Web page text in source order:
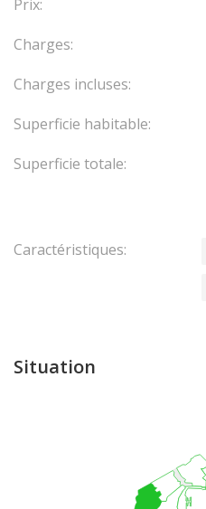
Prix:
Charges:
Charges incluses:
Superficie habitable:
Superficie totale:
Caractéristiques:
Situation